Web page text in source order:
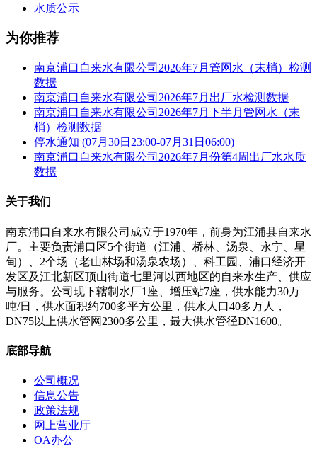
水质公示
为你推荐
南京浦口自来水有限公司2026年7月管网水（末梢）检测
数据
南京浦口自来水有限公司2026年7月出厂水检测数据
南京浦口自来水有限公司2026年7月下半月管网水（末
梢）检测数据
停水通知 (07月30日23:00-07月31日06:00)
南京浦口自来水有限公司2026年7月份第4周出厂水水质
数据
关于我们
南京浦口自来水有限公司成立于1970年，前身为江浦县自来水
厂。主要负责浦口区5个街道（江浦、桥林、汤泉、永宁、星
甸）、2个场（老山林场和汤泉农场）、科工园、浦口经济开
发区及江北新区顶山街道七里河以西地区的自来水生产、供应
与服务。公司现下辖制水厂1座、增压站7座，供水能力30万
吨/日，供水面积约700多平方公里，供水人口40多万人，
DN75以上供水管网2300多公里，最大供水管径DN1600。
底部导航
公司概况
信息公告
政策法规
网上营业厅
OA办公